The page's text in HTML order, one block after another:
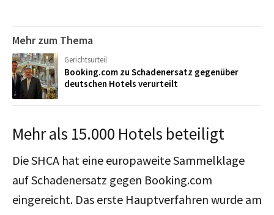
Mehr zum Thema
Gerichtsurteil
Booking.com zu Schadenersatz gegenüber
deutschen Hotels verurteilt
Mehr als 15.000 Hotels beteiligt
Die SHCA hat eine europaweite Sammelklage
auf Schadenersatz gegen Booking.com
eingereicht. Das erste Hauptverfahren wurde am